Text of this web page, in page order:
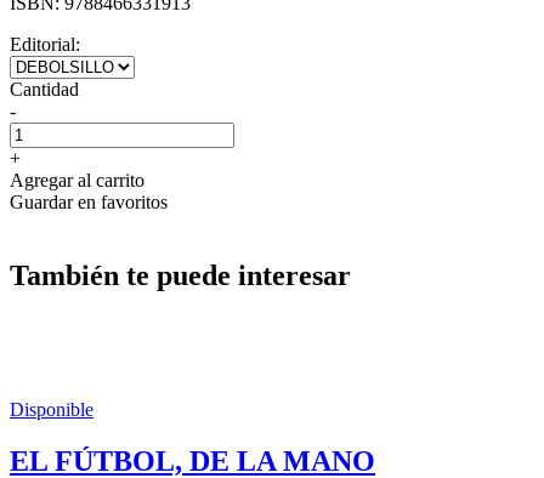
Editorial:
Cantidad
-
+
Agregar al carrito
Guardar en favoritos
También te puede interesar
Disponible
EL FÚTBOL, DE LA MANO